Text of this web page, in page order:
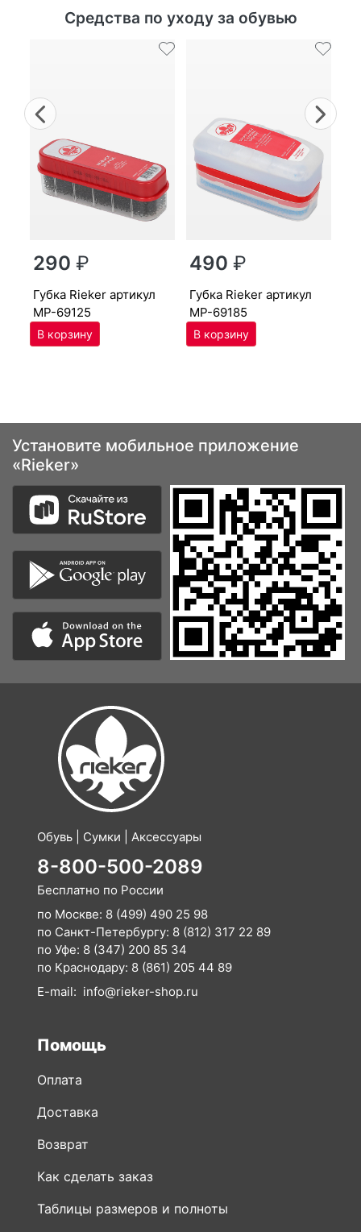
Средства по уходу за обувью
Previous
290₽
губ­ка Ri­eker артикул
MP-69125
490₽
губ­ка Ri­eker артикул
MP-69185
Установите мобильное приложение
«Rieker»
Обувь | Сумки | Аксессуары
8-800-500-2089
Бесплатно по России
по Москве: 8 (499) 490 25 98
по Санкт-Петербургу: 8 (812) 317 22 89
по Уфе: 8 (347) 200 85 34
по Краснодару: 8 (861) 205 44 89
E-mail: info@rieker-shop.ru
Помощь
Оплата
Доставка
Возврат
Как сделать заказ
Таблицы размеров и полноты